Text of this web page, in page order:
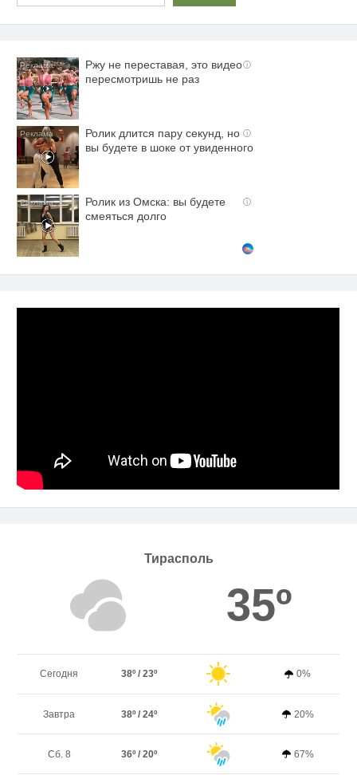
i
Ржу не переставая, это видео
пересмотришь не раз
i
Ролик длится пару секунд, но
вы будете в шоке от увиденного
i
Ролик из Омска: вы будете
смеяться долго
Тирасполь
35º
Сегодня 38º / 23º 0%
Завтра 38º / 24º 20%
Сб. 8 36º / 20º 67%